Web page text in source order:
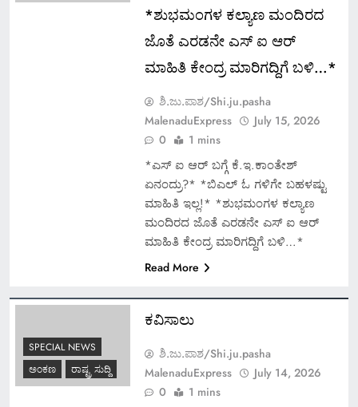
*ಶುಭಮಂಗಳ ಕಲ್ಯಾಣ ಮಂದಿರದ
ಜೊತೆ ಎರಡನೇ ಎಸ್ ಐ ಆರ್
ಮಾಹಿತಿ ಕೇಂದ್ರ ಮಾರಿಗದ್ದಿಗೆ ಬಳಿ…*
ಶಿ.ಜು.ಪಾಶ/Shi.ju.pasha
MalenaduExpress
July 15, 2026
0
1 mins
*ಎಸ್ ಐ ಆರ್ ಬಗ್ಗೆ ಕೆ.ಇ.ಕಾಂತೇಶ್
ಏನಂದ್ರು?* *ಬಿಎಲ್ ಓ ಗಳಿಗೇ ಬಹಳಷ್ಟು
ಮಾಹಿತಿ ಇಲ್ಲ!* *ಶುಭಮಂಗಳ ಕಲ್ಯಾಣ
ಮಂದಿರದ ಜೊತೆ ಎರಡನೇ ಎಸ್ ಐ ಆರ್
ಮಾಹಿತಿ ಕೇಂದ್ರ ಮಾರಿಗದ್ದಿಗೆ ಬಳಿ…*
Read More
SPECIAL NEWS
ಅಂಕಣ
ರಾಷ್ಟ್ರ ಸುದ್ದಿ
ಕವಿಸಾಲು
ಶಿ.ಜು.ಪಾಶ/Shi.ju.pasha
MalenaduExpress
July 14, 2026
0
1 mins